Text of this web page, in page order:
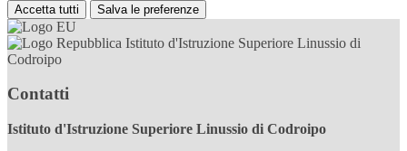
Accetta tutti Salva le preferenze
Istituto d'Istruzione Superiore Linussio di
Codroipo
Contatti
Istituto d'Istruzione Superiore Linussio di Codroipo